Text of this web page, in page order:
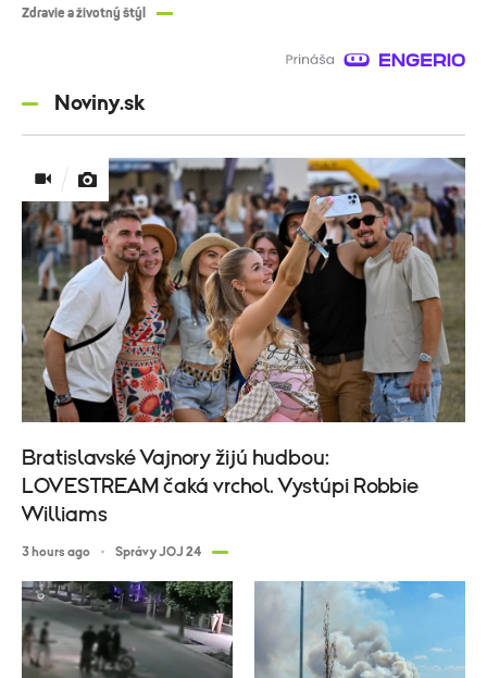
Zdravie a životný štýl
Noviny.sk
Bratislavské Vajnory žijú hudbou:
LOVESTREAM čaká vrchol. Vystúpi Robbie
Williams
3 hours ago Správy JOJ 24